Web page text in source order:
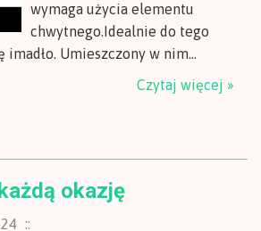
wymaga użycia elementu
chwytnego.Idealnie do tego
imadło. Umieszczony w nim...
Czytaj więcej »
okazję
::